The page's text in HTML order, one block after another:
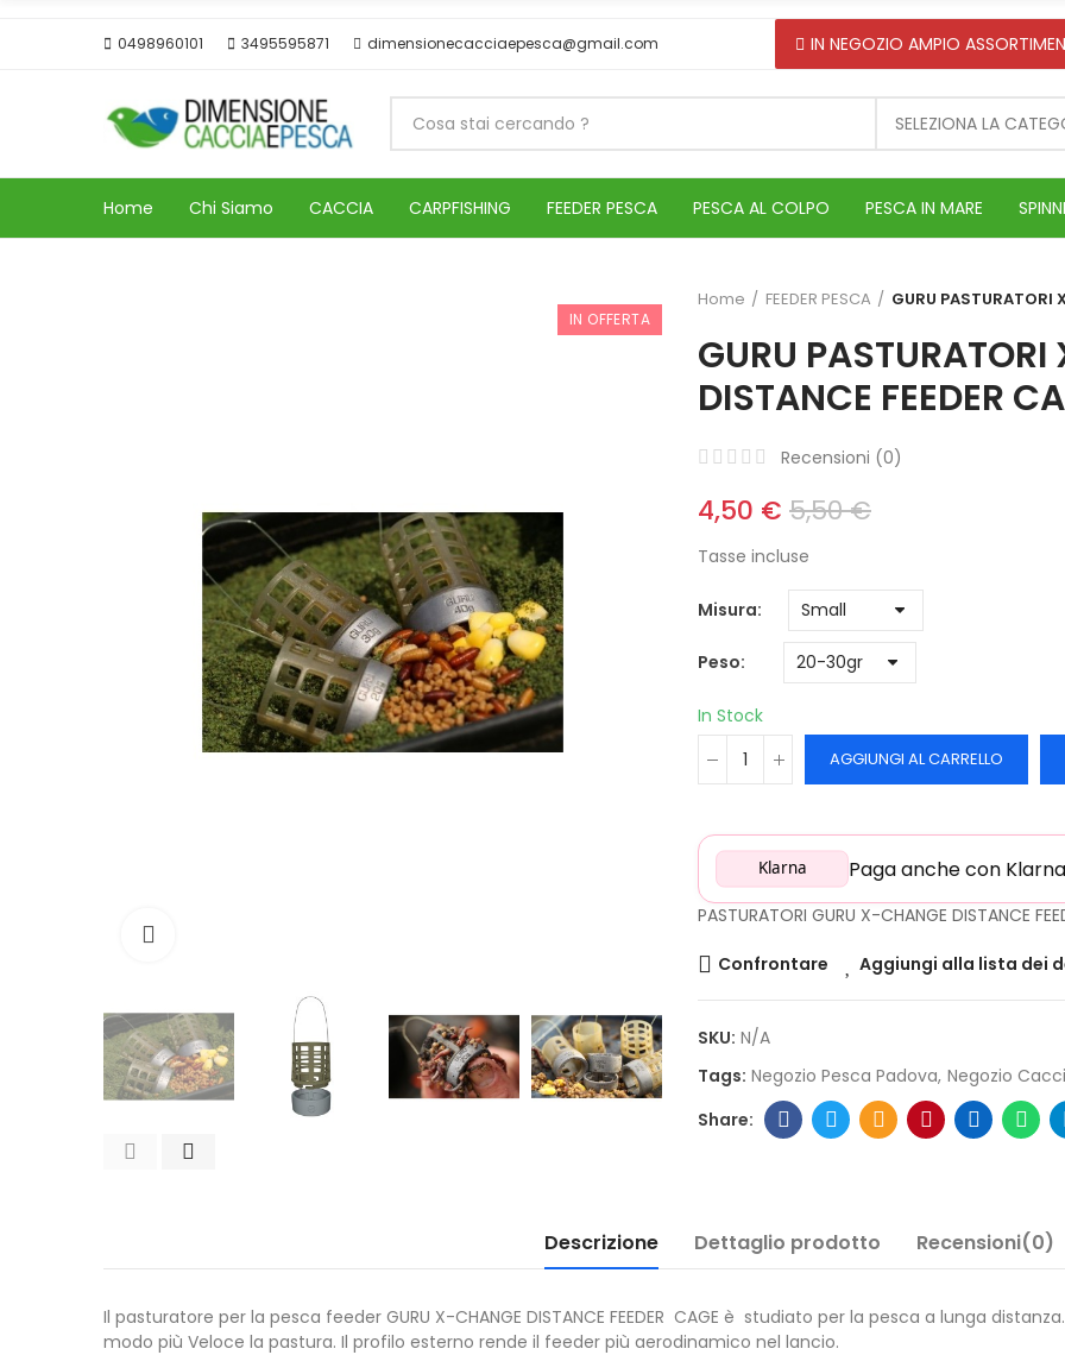
0498960101 3495595871 dimensionecacciaepesca@gmail.com IN NEGOZIO AMPIO
SELEZIONA LA
Home Chi Siamo CACCIA CARPFISHING FEEDER PESCA PESCA AL COLPO PESCA IN MARE
IN OFFERTA
Home FEEDER PESCA GURU PASTURATORI
GURU
DISTANCE FEEDER
Recensioni (0)
4,50 € 5,50 €
Tasse incluse
Misura
Peso
In Stock
AGGIUNGI AL CARRELLO
Klarna Paga anche con
PASTURATORI GURU X-CHANGE DISTANCE
Confrontare Aggiungi alla lista dei
SKU: N/A
Tags: Negozio Pesca Padova Negozio
Descrizione Dettaglio prodotto Recensioni(0)
Il pasturatore per la pesca feeder GURU X-CHANGE DISTANCE FEEDER CAGE è studiato per la pesca a lunga
modo più Veloce la pastura. Il profilo esterno rende il feeder più aerodinamico nel lancio.